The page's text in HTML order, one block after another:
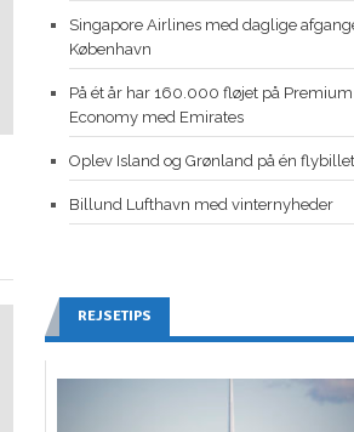
Singapore Airlines med daglige
København
På ét år har 160.000 fløjet på Premium
Economy med Emirates
Oplev Island og Grønland på én flybillet
Billund Lufthavn med vinternyheder
REJSETIPS